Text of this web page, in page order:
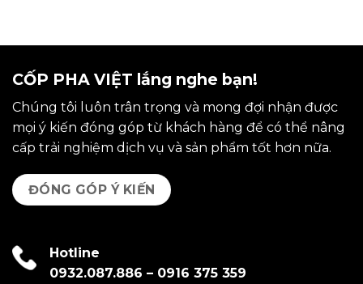
CỐP PHA VIỆT lắng nghe bạn!
Chúng tôi luôn trân trọng và mong đợi nhận được
mọi ý kiến đóng góp từ khách hàng để có thể nâng
cấp trải nghiệm dịch vụ và sản phẩm tốt hơn nữa.
ĐÓNG GÓP Ý KIẾN
Hotline
0932.087.886 – 0916 375 359